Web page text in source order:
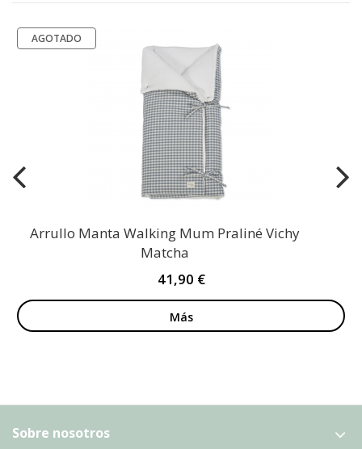
AGOTADO
Arrullo Manta Walking Mum Praliné Vichy
Matcha
41,90 €
Más
Sobre nosotros